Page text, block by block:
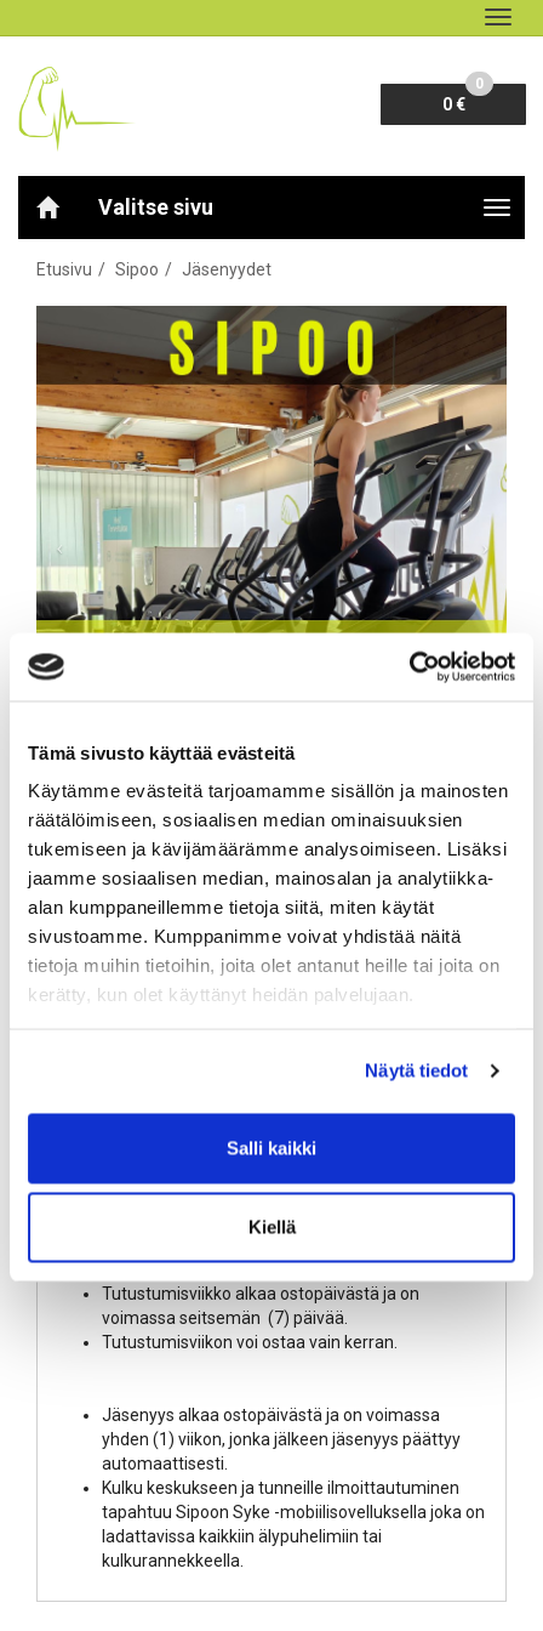
Tämä sivusto käyttää evästeitä
Käytämme evästeitä tarjoamamme sisällön ja mainosten
räätälöimiseen, sosiaalisen median ominaisuuksien
tukemiseen ja kävijämäärämme analysoimiseen. Lisäksi
jaamme sosiaalisen median, mainosalan ja analytiikka-
alan kumppaneillemme tietoja siitä, miten käytät
sivustoamme. Kumppanimme voivat yhdistää näitä
tietoja muihin tietoihin, joita olet antanut heille tai joita on
kerätty, kun olet käyttänyt heidän palvelujaan.
Näytä tiedot
Salli kaikki
Kiellä
0 €
0
Valitse sivu
Etusivu Sipoo Jäsenyydet
Viikon tutustuminen
Tutustu viikon ajan liikuntakeskuksemme palveluihin ja päätä
vasta sen jälkeen haluatko liittyä jäseneksi. Tutustumisviikko
alkaa ostopäivästä.
Lisää tuote ostoskoriin ja siirry kassalle. Kassalla voit valita
maksutavaksi joko verkkomaksun tai maksun
+ Viikko
LISÄÄ OSTOSKORIIN
Tutustumisviikko alkaa ostopäivästä ja on
voimassa seitsemän (7) päivää.
Tutustumisviikon voi ostaa vain kerran.
Jäsenyys alkaa ostopäivästä ja on voimassa
yhden (1) viikon, jonka jälkeen jäsenyys päättyy
automaattisesti.
Kulku keskukseen ja tunneille ilmoittautuminen
tapahtuu Sipoon Syke -mobiilisovelluksella joka on
ladattavissa kaikkiin älypuhelimiin tai
kulkurannekkeella.